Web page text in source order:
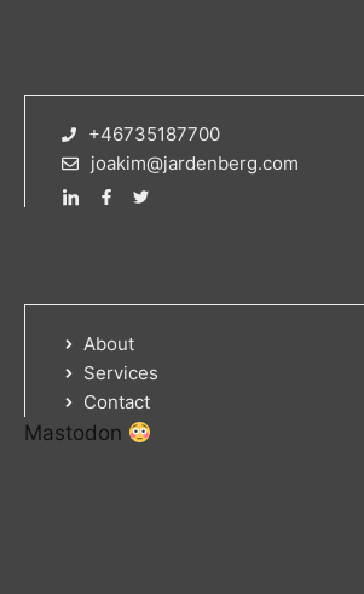
+46735187700
joakim@jardenberg.com
About
Services
Contact
Mastodon